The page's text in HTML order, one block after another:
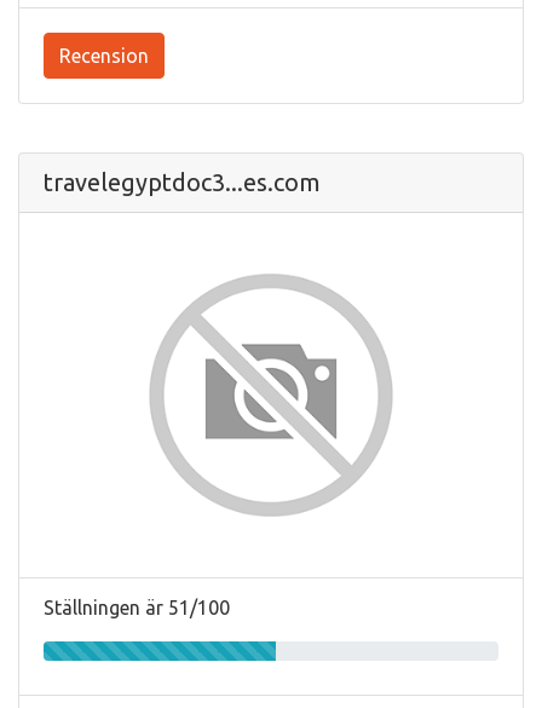
Recension
travelegyptdoc3...es.com
Ställningen är 51/100